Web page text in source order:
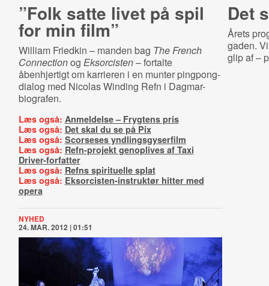
”Folk satte livet på spil
for min film”
William Friedkin – manden bag The French
Connectionog Eksorcisten– fortalte
åbenhjertigt om karrieren i en munter pingpong-
dialog med Nicolas Winding Refn i Dagmar-
biografen.
Læs også: Anmeldelse – Frygtens pris
Læs også: Det skal du se på Pix
Læs også: Scorseses yndlingsgyserfilm
Læs også: Refn-projekt genoplives af Taxi
Driver-forfatter
Læs også: Refns spirituelle splat
Læs også: Eksorcisten-instruktør hitter med
opera
Det
Årets
gaden.
glip af –
NYHED
24. MAR. 2012 | 01:51